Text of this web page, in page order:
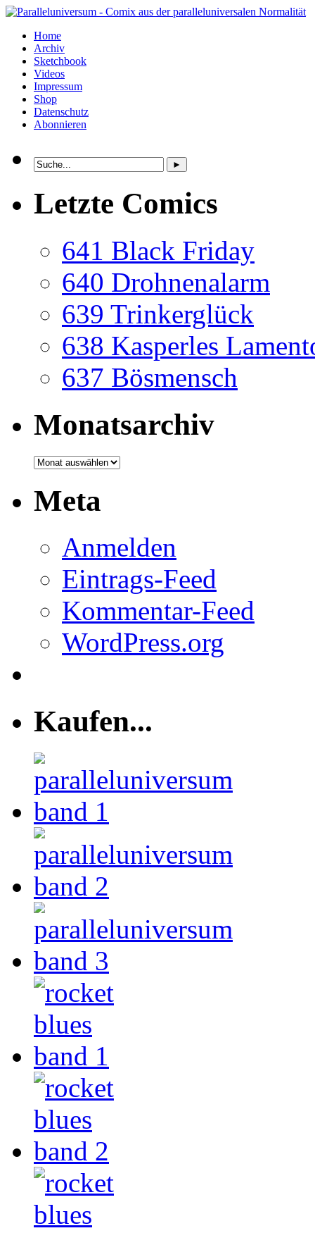
Home
Archiv
Sketchbook
Videos
Impressum
Shop
Datenschutz
Abonnieren
Letzte Comics
641 Black Friday
640 Drohnenalarm
639 Trinkerglück
638 Kasperles
637 Bösmensch
Monatsarchiv
Monatsarchiv
Meta
Anmelden
Eintrags-Feed
Kommentar-Feed
WordPress.org
Kaufen...